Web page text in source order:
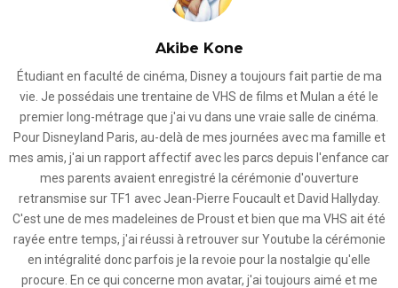
Akibe Kone
Étudiant en faculté de cinéma, Disney a toujours fait partie de ma
vie. Je possédais une trentaine de VHS de films et Mulan a été le
premier long-métrage que j'ai vu dans une vraie salle de cinéma.
Pour Disneyland Paris, au-delà de mes journées avec ma famille et
mes amis, j'ai un rapport affectif avec les parcs depuis l'enfance car
mes parents avaient enregistré la cérémonie d'ouverture
retransmise sur TF1 avec Jean-Pierre Foucault et David Hallyday.
C'est une de mes madeleines de Proust et bien que ma VHS ait été
rayée entre temps, j'ai réussi à retrouver sur Youtube la cérémonie
en intégralité donc parfois je la revoie pour la nostalgie qu'elle
procure. En ce qui concerne mon avatar, j'ai toujours aimé et me